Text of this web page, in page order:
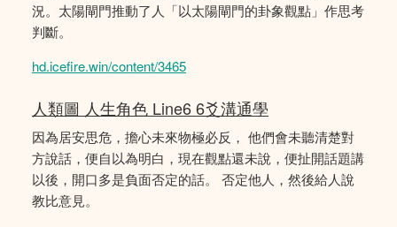
況。太陽閘門推動了人「以太陽閘門的卦象觀點」作思考
判斷。
hd.icefire.win/content/3465
人類圖 人生角色 Line6 6爻溝通學
因為居安思危，擔心未來物極必反， 他們會未聽清楚對
方說話，便自以為明白，現在觀點還未說，便扯開話題講
以後，開口多是負面否定的話。 否定他人，然後給人說
教比意見。